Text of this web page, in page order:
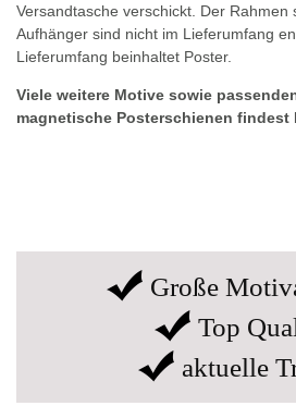
Versandtasche verschickt. Der Rahmen
Aufhänger sind nicht im Lieferumfang
Lieferumfang beinhaltet Poster.
Viele weitere Motive sowie
magnetische Posterschienen findest
Große
Top
aktuelle